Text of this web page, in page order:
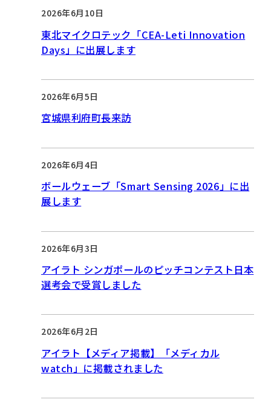
2026年6月10日
東北マイクロテック「CEA-Leti Innovation
Days」に出展します
2026年6月5日
宮城県利府町長来訪
2026年6月4日
ボールウェーブ「Smart Sensing 2026」に出
展します
2026年6月3日
アイラト シンガポールのピッチコンテスト日本
選考会で受賞しました
2026年6月2日
アイラト【メディア掲載】「メディカル
watch」に掲載されました